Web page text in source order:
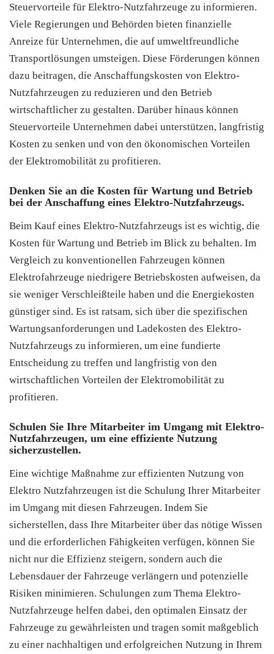
Steuervorteile für Elektro-Nutzfahrzeuge zu informieren.
Viele Regierungen und Behörden bieten finanzielle
Anreize für Unternehmen, die auf umweltfreundliche
Transportlösungen umsteigen. Diese Förderungen können
dazu beitragen, die Anschaffungskosten von Elektro-
Nutzfahrzeugen zu reduzieren und den Betrieb
wirtschaftlicher zu gestalten. Darüber hinaus können
Steuervorteile Unternehmen dabei unterstützen, langfristig
Kosten zu senken und von den ökonomischen Vorteilen
der Elektromobilität zu profitieren.
Denken Sie an die Kosten für Wartung und Betrieb
bei der Anschaffung eines Elektro-Nutzfahrzeugs.
Beim Kauf eines Elektro-Nutzfahrzeugs ist es wichtig, die
Kosten für Wartung und Betrieb im Blick zu behalten. Im
Vergleich zu konventionellen Fahrzeugen können
Elektrofahrzeuge niedrigere Betriebskosten aufweisen, da
sie weniger Verschleißteile haben und die Energiekosten
günstiger sind. Es ist ratsam, sich über die spezifischen
Wartungsanforderungen und Ladekosten des Elektro-
Nutzfahrzeugs zu informieren, um eine fundierte
Entscheidung zu treffen und langfristig von den
wirtschaftlichen Vorteilen der Elektromobilität zu
profitieren.
Schulen Sie Ihre Mitarbeiter im Umgang mit Elektro-
Nutzfahrzeugen, um eine effiziente Nutzung
sicherzustellen.
Eine wichtige Maßnahme zur effizienten Nutzung von
Elektro Nutzfahrzeugen ist die Schulung Ihrer Mitarbeiter
im Umgang mit diesen Fahrzeugen. Indem Sie
sicherstellen, dass Ihre Mitarbeiter über das nötige Wissen
und die erforderlichen Fähigkeiten verfügen, können Sie
nicht nur die Effizienz steigern, sondern auch die
Lebensdauer der Fahrzeuge verlängern und potenzielle
Risiken minimieren. Schulungen zum Thema Elektro-
Nutzfahrzeuge helfen dabei, den optimalen Einsatz der
Fahrzeuge zu gewährleisten und tragen somit maßgeblich
zu einer nachhaltigen und erfolgreichen Nutzung in Ihrem